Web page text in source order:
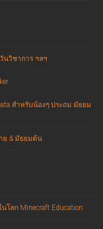
นวิชาการ ฯลฯ
สำหรับน้องๆ ประถม มัธยม
ย & มัธยมต้น
โลก Minecraft Education